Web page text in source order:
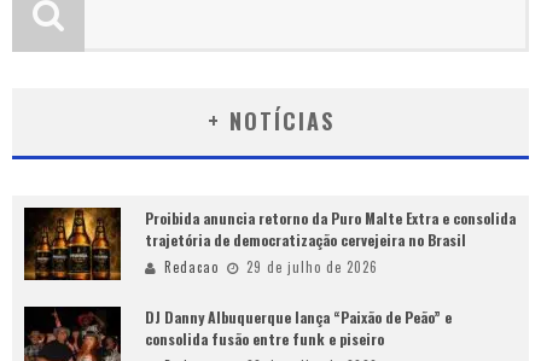
+ NOTÍCIAS
Proibida anuncia retorno da Puro Malte Extra e consolida
trajetória de democratização cervejeira no Brasil
Redacao 29 de julho de 2026
DJ Danny Albuquerque lança “Paixão de Peão” e
consolida fusão entre funk e piseiro